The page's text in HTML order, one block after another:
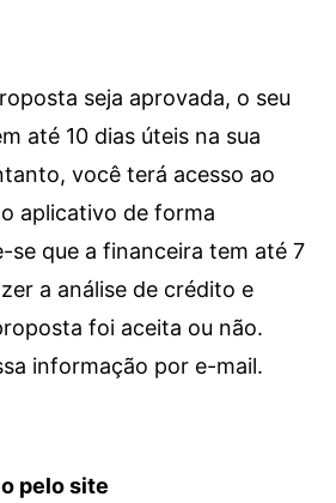
seja aprovada, o seu
até 10 dias úteis na sua
você terá acesso ao
aplicativo de forma
se que a financeira tem até 7
a análise de crédito e
foi aceita ou não.
informação por e-mail.
pelo site